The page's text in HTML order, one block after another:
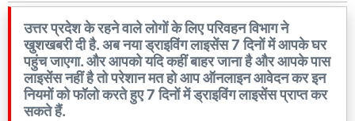
उत्तर प्रदेश के रहने वाले लोगों के लिए परिवहन विभाग ने
खुशखबरी दी है. अब नया ड्राइविंग लाइसेंस 7 दिनों में आपके घर
पहुंच जाएगा. और आपको यदि कहीं बाहर जाना है और आपके पास
लाइसेंस नहीं है तो परेशान मत हो आप ऑनलाइन आवेदन कर इन
नियमों को फॉलो करते हुए 7 दिनों में ड्राइविंग लाइसेंस प्राप्त कर
सकते हैं.